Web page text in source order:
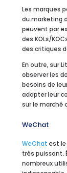
Les marques
du marketing
peuvent par
des KOLs/
des critiques
En outre, sur
observer les
besoins de
adapter leur
sur le marché
WeChat
WeChat est le
très puissant.
nombreux